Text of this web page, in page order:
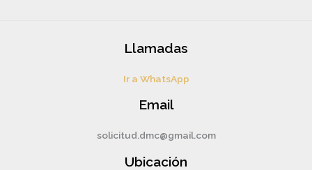
Llamadas
Ir a WhatsApp
Email
solicitud.dmc@gmail.com
Ubicación